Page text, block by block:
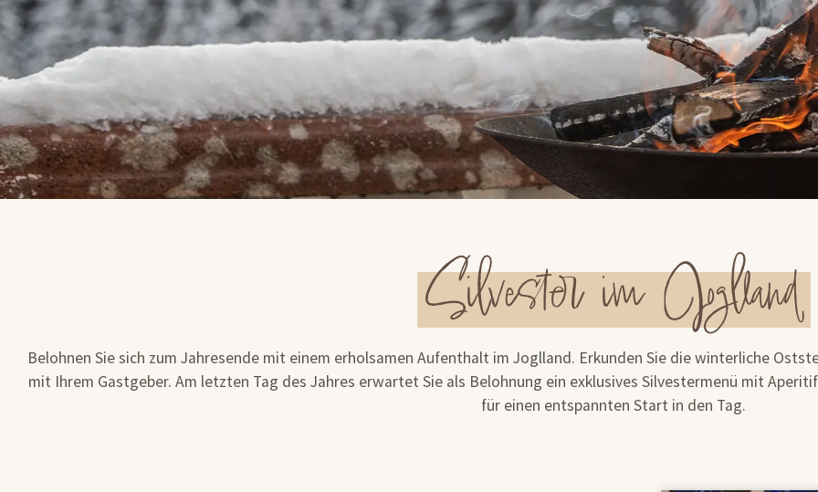
Silvester im Joglland
Belohnen Sie sich zum Jahresende mit einem erholsamen Aufenthalt im Joglland. Erkunden Sie die winterliche
mit Ihrem Gastgeber. Am letzten Tag des Jahres erwartet Sie als Belohnung ein exklusives Silvestermenü mit
für einen entspannten Start in den Tag.